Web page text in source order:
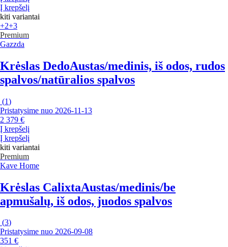
Į krepšelį
kiti variantai
+2+3
Premium
Gazzda
Krėslas DedoAustas/medinis, iš odos, rudos
spalvos/natūralios spalvos
(1)
Pristatysime nuo 2026‑11‑13
2 379 €
Į krepšelį
Į krepšelį
kiti variantai
Premium
Kave Home
Krėslas CalixtaAustas/medinis/be
apmušalų, iš odos, juodos spalvos
(3)
Pristatysime nuo 2026‑09‑08
351 €